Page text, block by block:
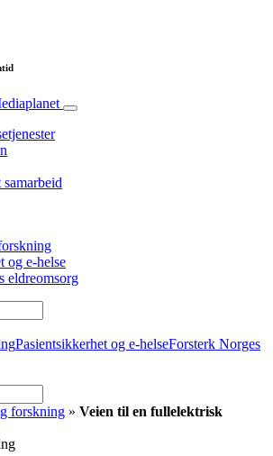
og e-helse
eldreomsorg
Pasientsikkerhet og e-helseForsterk Norges
forskning » Veien til en fullelektrisk